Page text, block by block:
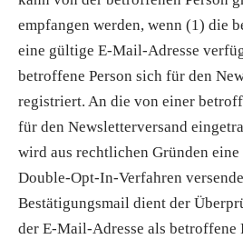
empfangen werden, wenn (1) die
eine gültige E-Mail-Adresse
betroffene Person sich für den
registriert. An die von einer
für den Newsletterversand
wird aus rechtlichen Gründen
Double-Opt-In-Verfahren
Bestätigungsmail dient der
der E-Mail-Adresse als betroffene